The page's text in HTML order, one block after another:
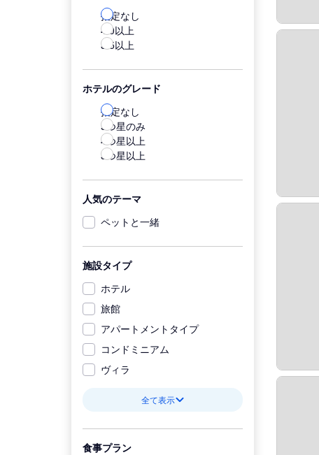
指定なし
4.0以上
3.5以上
ホテルのグレード
指定なし
5つ星のみ
4つ星以上
3つ星以上
人気のテーマ
ペットと一緒
施設タイプ
ホテル
旅館
アパートメントタイプ
コンドミニアム
ヴィラ
全て表示
食事プラン